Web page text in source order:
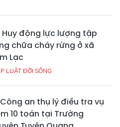
Huy động lực lượng tập
chữa cháy rừng ở xã
Lạc
LUẬT ĐỜI SỐNG
an thụ lý điều tra vụ
10 toán tại Trường